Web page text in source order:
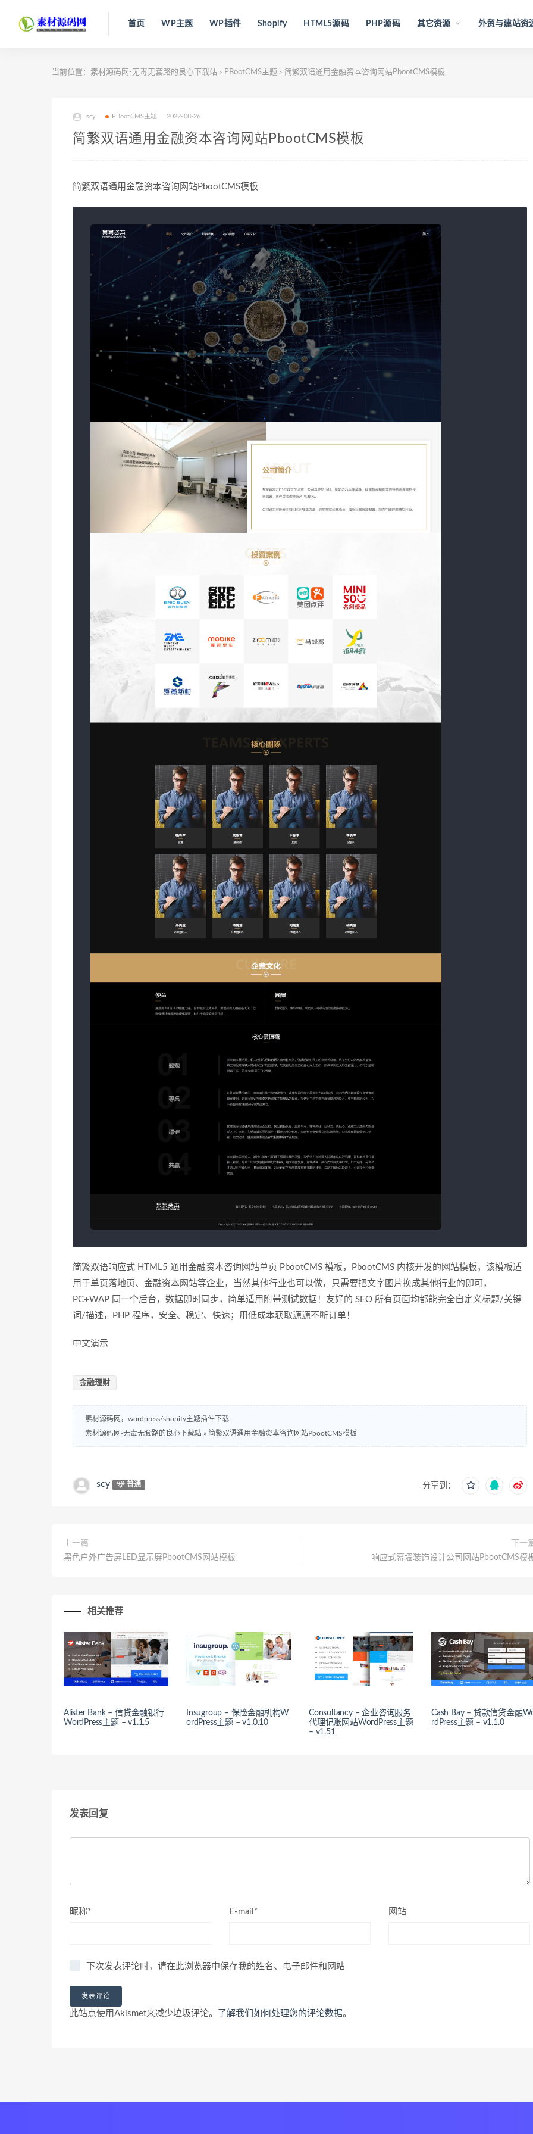
首页 WP主题 WP插件 Shopify HTML5源码 PHP源码 其它资源 外贸与建站资
当前位置： 素材源码网-无毒无套路的良心下载站 > PBootCMS主题 > 简繁双语通用金融资本咨询网站PbootCMS模板
scy PBootCMS主题 2022-08-26
简繁双语通用金融资本咨询网站PbootCMS模板
简繁双语通用金融资本咨询网站PbootCMS模板
简繁双语响应式 HTML5 通用金融资本咨询网站单页 PbootCMS 模板，PbootCMS 内核开发的网站模板，该模板适
用于单页落地页、金融资本网站等企业，当然其他行业也可以做，只需要把文字图片换成其他行业的即可，
PC+WAP 同一个后台，数据即时同步，简单适用附带测试数据！友好的 SEO 所有页面均都能完全自定义标题/关键
词/描述，PHP 程序，安全、稳定、快速；用低成本获取源源不断订单！
中文演示
金融理财
素材源码网，wordpress/shopify主题插件下载
素材源码网-无毒无套路的良心下载站 » 简繁双语通用金融资本咨询网站PbootCMS模板
scy 普通 分享到：
上一篇
黑色户外广告屏LED显示屏PbootCMS网站模板
下一
响应式幕墙装饰设计公司网站PbootCMS模
相关推荐
Alister Bank – 信贷金融银行
WordPress主题 – v1.1.5
Insugroup – 保险金融机构W
ordPress主题 – v1.0.10
Consultancy – 企业咨询服务
代理记账网站WordPress主题
– v1.51
Cash Bay – 贷款信贷金融
rdPress主题 – v1.1.0
发表回复
昵称* E-mail* 网站
下次发表评论时，请在此浏览器中保存我的姓名、电子邮件和网站
此站点使用Akismet来减少垃圾评论。 了解我们如何处理您的评论数据。